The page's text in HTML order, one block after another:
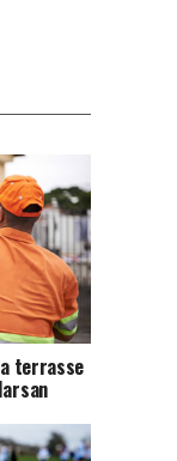
terrasse